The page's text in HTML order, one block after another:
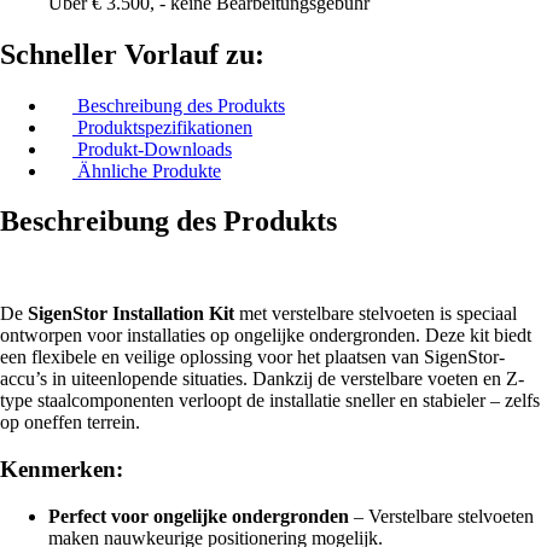
Schneller Vorlauf zu:
Beschreibung des Produkts
Produktspezifikationen
Produkt-Downloads
Ähnliche Produkte
Beschreibung des Produkts
De SigenStor Installation Kit met verstelbare stelvoeten is speciaal
ontworpen voor installaties op ongelijke ondergronden. Deze kit biedt
een flexibele en veilige oplossing voor het plaatsen van SigenStor-
accu’s in uiteenlopende situaties. Dankzij de verstelbare voeten en Z-
type staalcomponenten verloopt de installatie sneller en stabieler – zelfs
op oneffen terrein.
Kenmerken:
Perfect voor ongelijke ondergronden – Verstelbare stelvoeten
maken nauwkeurige positionering mogelijk.